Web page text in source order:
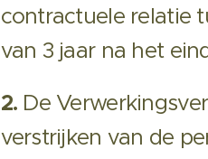
contractuele relatie
van 3 jaar na het
2. De
verstrijken van de